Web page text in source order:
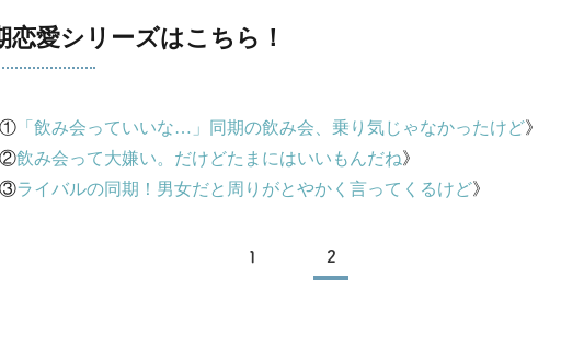
恋愛シリーズはこちら！
「飲み会っていいな…」同期の飲み会、乗り気じゃなかったけど》
飲み会って大嫌い。だけどたまにはいいもんだね》
ライバルの同期！男女だと周りがとやかく言ってくるけど》
1 2